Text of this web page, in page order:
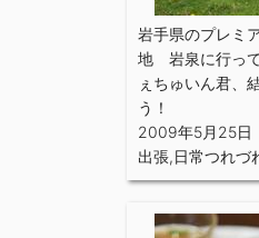
岩手県のプレミ
地 岩泉に行っ
ぇちゅいん君、
う！
2009年5月25日
出張,日常つれづ